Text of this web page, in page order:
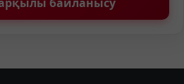
байланысу